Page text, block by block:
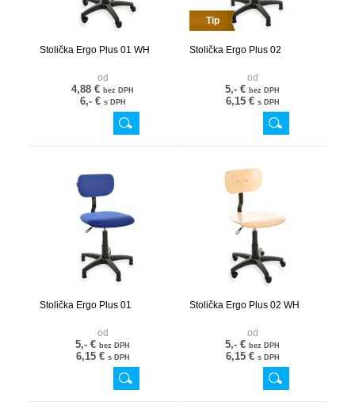
Stolička Ergo Plus 01 WH
od
4,88 € bez DPH
6,- € s DPH
Tip
Stolička Ergo Plus 02
od
5,- € bez DPH
6,15 € s DPH
Stolička Ergo Plus 01
od
5,- € bez DPH
6,15 € s DPH
Stolička Ergo Plus 02 WH
od
5,- € bez DPH
6,15 € s DPH